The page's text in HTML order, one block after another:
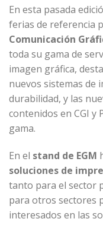
En esta pasada
ferias de referencia
Comunicación
toda su gama de
imagen gráfica,
nuevos sistemas de
durabilidad, y las
contenidos en CGI y
gama.
En el stand de EGM
soluciones de
tanto para el sector
para otros sectores
interesados en las